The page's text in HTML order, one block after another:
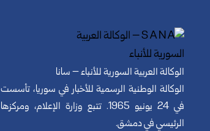
الوكالة العربية السورية للأنباء – سانا
الوكالة الوطنية الرسمية للأخبار في سوريا، تأسست
في 24 يونيو 1965. تتبع وزارة الإعلام، ومركزها
الرئيسي في دمشق.